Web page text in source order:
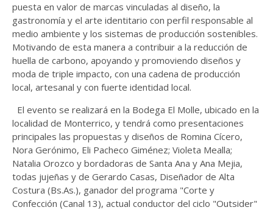
puesta en valor de marcas vinculadas al diseño, la
gastronomía y el arte identitario con perfil responsable al
medio ambiente y los sistemas de producción sostenibles.
Motivando de esta manera a contribuir a la reducción de
huella de carbono, apoyando y promoviendo diseños y
moda de triple impacto, con una cadena de producción
local, artesanal y con fuerte identidad local.
El evento se realizará en la Bodega El Molle, ubicado en la
localidad de Monterrico, y tendrá como presentaciones
principales las propuestas y diseños de Romina Cícero,
Nora Gerónimo, Eli Pacheco Giménez; Violeta Mealla;
Natalia Orozco y bordadoras de Santa Ana y Ana Mejia,
todas jujeñas y de Gerardo Casas, Diseñador de Alta
Costura (Bs.As.), ganador del programa "Corte y
Confección (Canal 13), actual conductor del ciclo "Outsider"